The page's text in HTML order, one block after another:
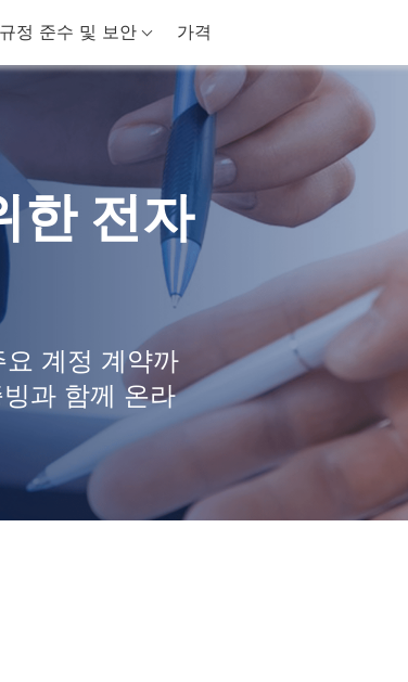
규정 준수 및 보안 가격
한 전자
계정 계약까
과 함께 온라